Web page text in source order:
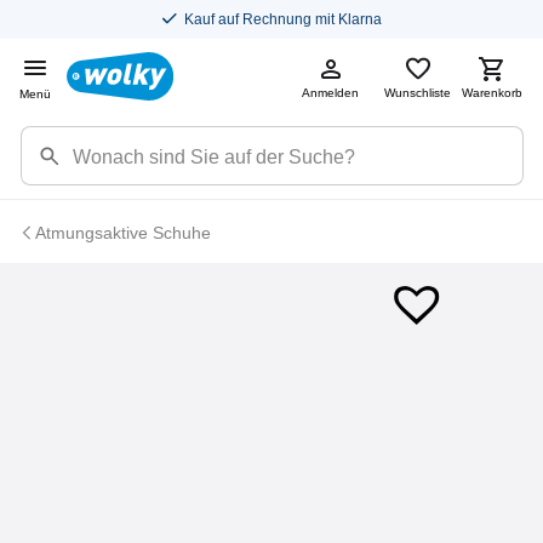
Kauf auf Rechnung mit Klarna
Menü Anmelden Wunschliste Warenkorb
Atmungsaktive Schuhe